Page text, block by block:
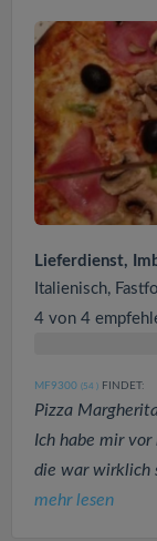
Lieferdienst,
Italienisch,
4 von 4
MF9300 (54 ) FINDET:
Pizza
Ich habe mir
die war wirklich
mehr lesen